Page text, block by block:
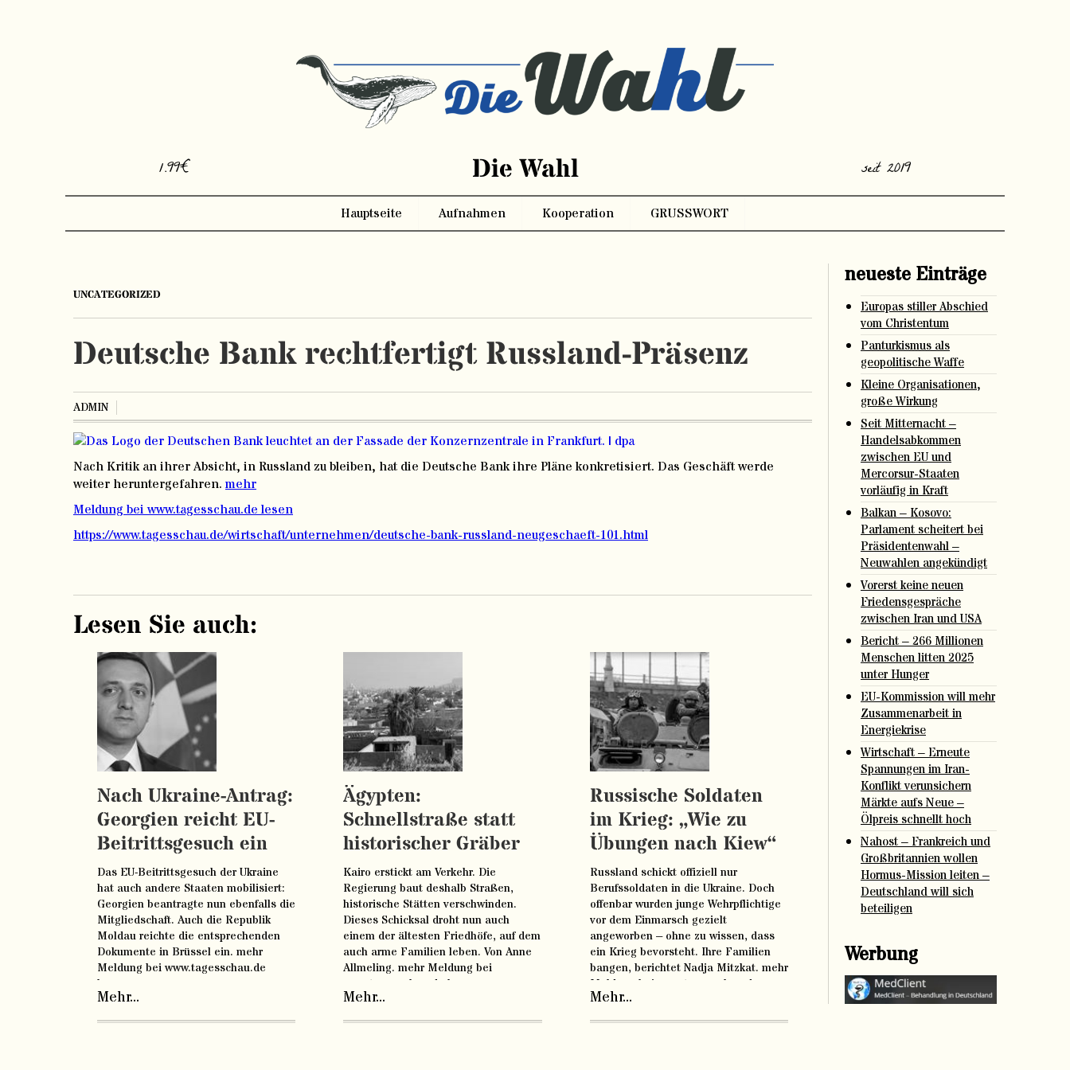
1.99€ Die Wahl seit 2019
Hauptseite Aufnahmen Kooperation GRUSSWORT
UNCATEGORIZED
Deutsche Bank rechtfertigt Russland-Präsenz
ADMIN
Nach Kritik an ihrer Absicht, in Russland zu bleiben, hat die Deutsche Bank ihre Pläne konkretisiert. Das Geschäft werde
weiter heruntergefahren. mehr
Meldung bei www.tagesschau.de lesen
https://www.tagesschau.de/wirtschaft/unternehmen/deutsche-bank-russland-neugeschaeft-101.html
Lesen Sie auch:
Nach Ukraine-Antrag:
Georgien reicht EU-
Beitrittsgesuch ein
Das EU-Beitrittsgesuch der Ukraine
hat auch andere Staaten mobilisiert:
Georgien beantragte nun ebenfalls die
Mitgliedschaft. Auch die Republik
Moldau reichte die entsprechenden
Dokumente in Brüssel ein. mehr
Meldung bei www.tagesschau.de
lesen
https://www.tagesschau.de/ausland/europa/georgien-
Mehr...
Ägypten:
Schnellstraße statt
historischer Gräber
Kairo erstickt am Verkehr. Die
Regierung baut deshalb Straßen,
historische Stätten verschwinden.
Dieses Schicksal droht nun auch
einem der ältesten Friedhöfe, auf dem
auch arme Familien leben. Von Anne
Allmeling. mehr Meldung bei
www.tagesschau.de lesen
https://www.tagesschau.de/ausland/afrika/kairo-
Mehr...
Russische Soldaten
im Krieg: „Wie zu
Übungen nach Kiew“
Russland schickt offiziell nur
Berufssoldaten in die Ukraine. Doch
offenbar wurden junge Wehrpflichtige
vor dem Einmarsch gezielt
angeworben – ohne zu wissen, dass
ein Krieg bevorsteht. Ihre Familien
bangen, berichtet Nadja Mitzkat. mehr
Meldung bei www.tagesschau.de
lesen
Mehr...
neueste Einträge
Europas stiller Abschied
vom Christentum
Panturkismus als
geopolitische Waffe
Kleine Organisationen,
große Wirkung
Seit Mitternacht –
Handelsabkommen
zwischen EU und
Mercorsur-Staaten
vorläufig in Kraft
Balkan – Kosovo:
Parlament scheitert bei
Präsidentenwahl –
Neuwahlen angekündigt
Vorerst keine neuen
Friedensgespräche
zwischen Iran und USA
Bericht – 266 Millionen
Menschen litten 2025
unter Hunger
EU-Kommission will mehr
Zusammenarbeit in
Energiekrise
Wirtschaft – Erneute
Spannungen im Iran-
Konflikt verunsichern
Märkte aufs Neue –
Ölpreis schnellt hoch
Nahost – Frankreich und
Großbritannien wollen
Hormus-Mission leiten –
Deutschland will sich
beteiligen
Werbung